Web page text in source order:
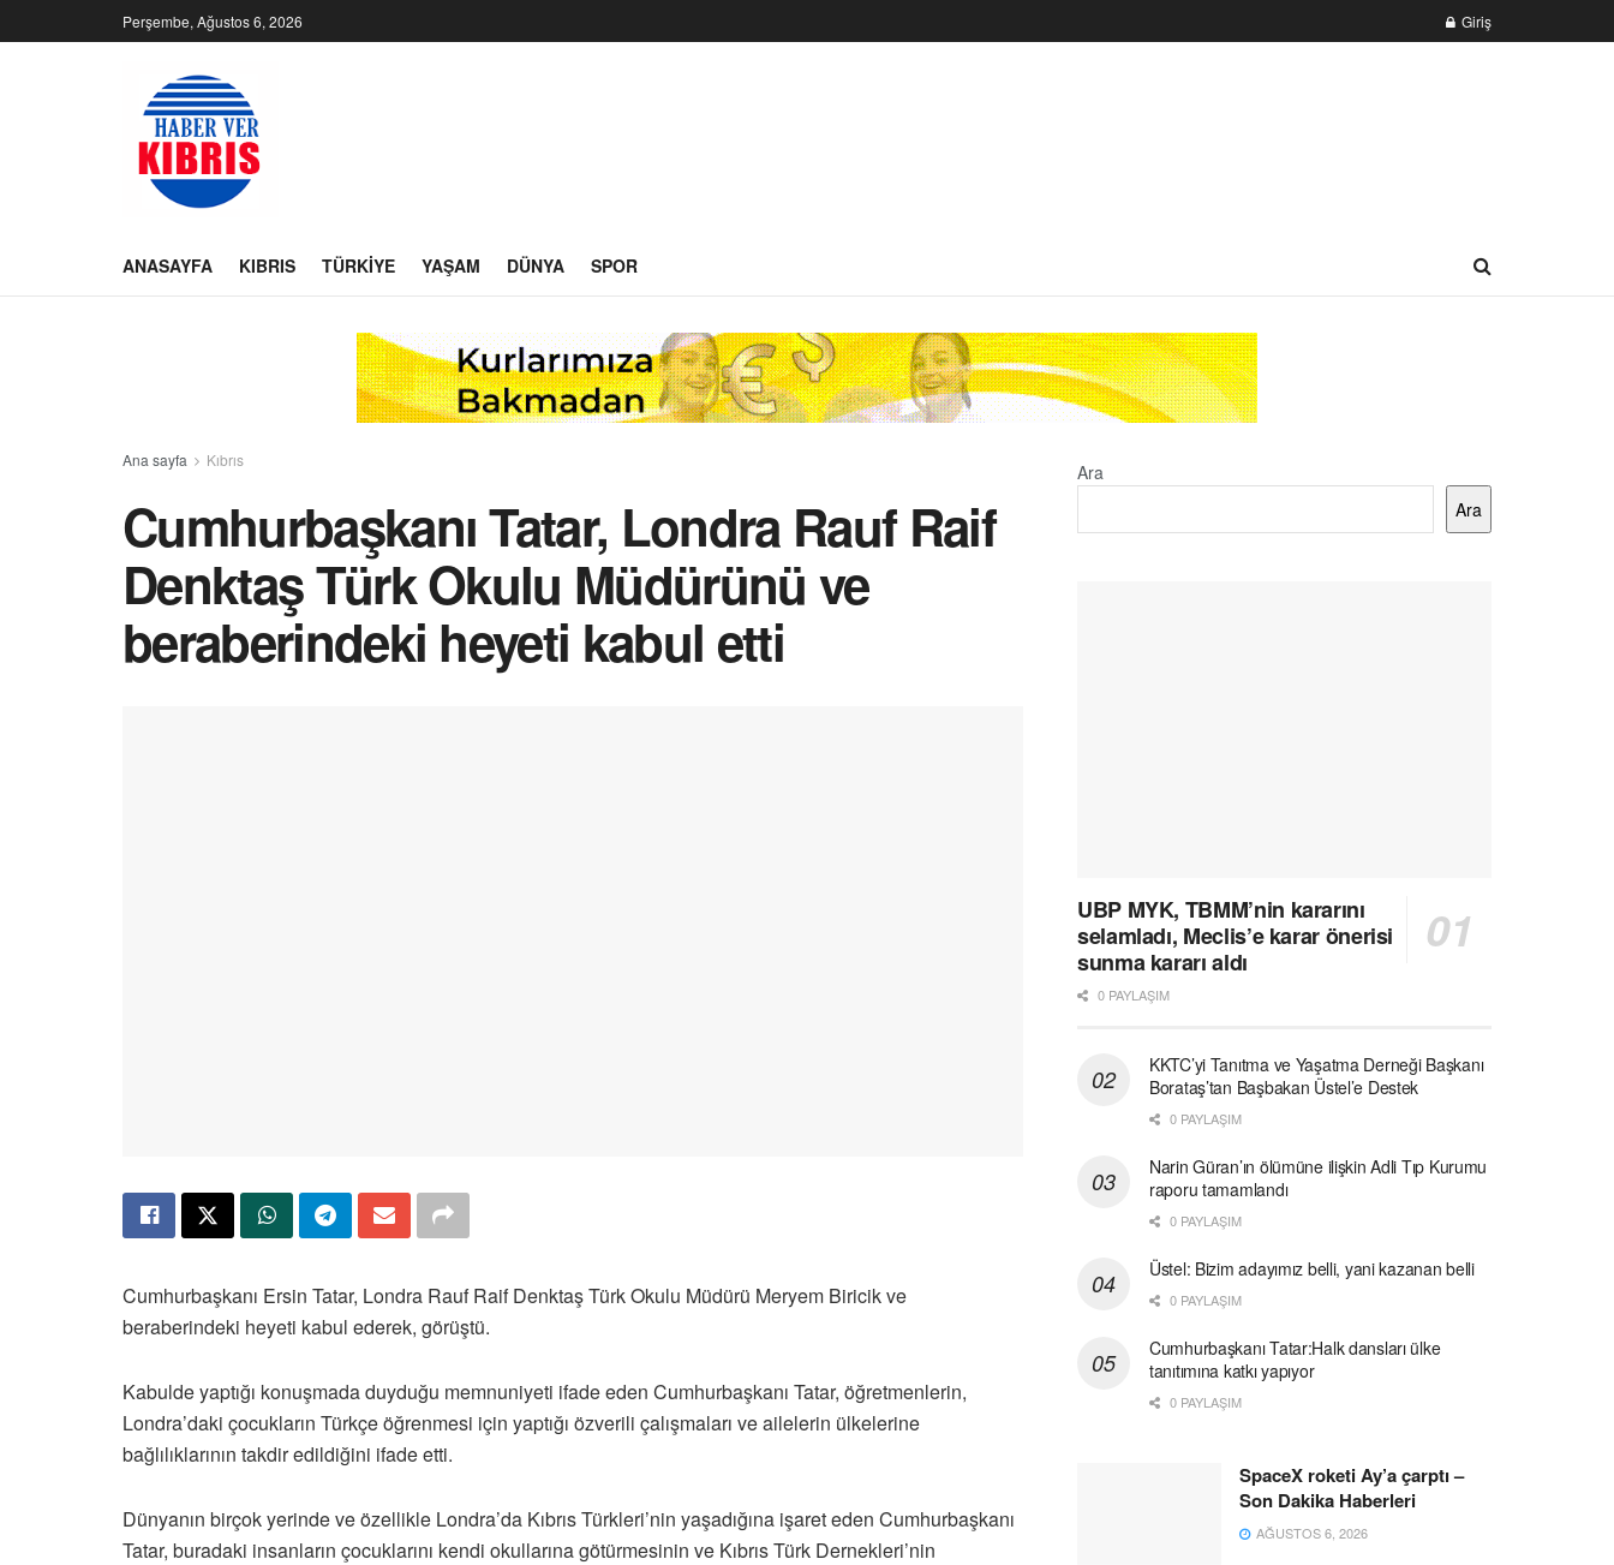
Perşembe, Ağustos 6, 2026 Giriş
ANASAYFA KIBRIS TÜRKIYE YAŞAM DÜNYA SPOR
Ana sayfa Kıbrıs
Cumhurbaşkanı Tatar, Londra Rauf Raif
Denktaş Türk Okulu Müdürünü ve
beraberindeki heyeti kabul etti
Cumhurbaşkanı Ersin Tatar, Londra Rauf Raif Denktaş Türk Okulu Müdürü Meryem Biricik ve
beraberindeki heyeti kabul ederek, görüştü.
Kabulde yaptığı konuşmada duyduğu memnuniyeti ifade eden Cumhurbaşkanı Tatar, öğretmenlerin,
Londra’daki çocukların Türkçe öğrenmesi için yaptığı özverili çalışmaları ve ailelerin ülkelerine
bağlılıklarının takdir edildiğini ifade etti.
Dünyanın birçok yerinde ve özellikle Londra’da Kıbrıs Türkleri’nin yaşadığına işaret eden Cumhurbaşkanı
Tatar, buradaki insanların çocuklarını kendi okullarına götürmesinin ve Kıbrıs Türk Dernekleri’nin
Ara
Ara
UBP MYK, TBMM’nin kararını
selamladı, Meclis’e karar önerisi
sunma kararı aldı
0 PAYLAŞIM
KKTC’yi Tanıtma ve Yaşatma Derneği Başkanı
Borataş’tan Başbakan Üstel’e Destek
0 PAYLAŞIM
Narin Güran’ın ölümüne ilişkin Adli Tıp Kurumu
raporu tamamlandı
0 PAYLAŞIM
Üstel: Bizim adayımız belli, yani kazanan belli
0 PAYLAŞIM
Cumhurbaşkanı Tatar:Halk dansları ülke
tanıtımına katkı yapıyor
0 PAYLAŞIM
SpaceX roketi Ay’a çarptı –
Son Dakika Haberleri
AĞUSTOS 6, 2026